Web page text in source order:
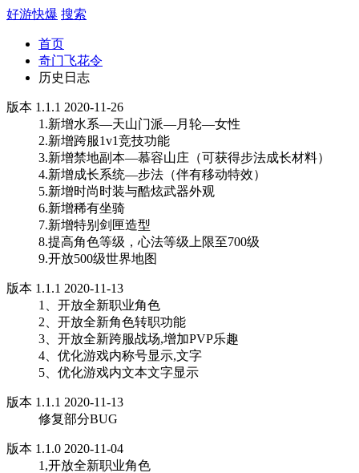
好游快爆 搜索
首页
奇门飞花令
历史日志
版本 1.1.1 2020-11-26
1.新增水系—天山门派—月轮—女性
2.新增跨服1v1竞技功能
3.新增禁地副本—慕容山庄（可获得步法成长材料）
4.新增成长系统—步法（伴有移动特效）
5.新增时尚时装与酷炫武器外观
6.新增稀有坐骑
7.新增特别剑匣造型
8.提高角色等级，心法等级上限至700级
9.开放500级世界地图
版本 1.1.1 2020-11-13
1、开放全新职业角色
2、开放全新角色转职功能
3、开放全新跨服战场,增加PVP乐趣
4、优化游戏内称号显示,文字
5、优化游戏内文本文字显示
版本 1.1.1 2020-11-13
修复部分BUG
版本 1.1.0 2020-11-04
1,开放全新职业角色